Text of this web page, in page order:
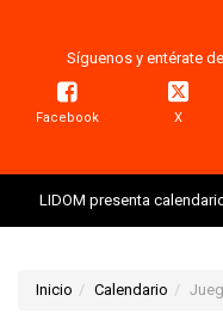
Síguenos y entérate
Facebook X
LIDOM presenta
Inicio Calendario